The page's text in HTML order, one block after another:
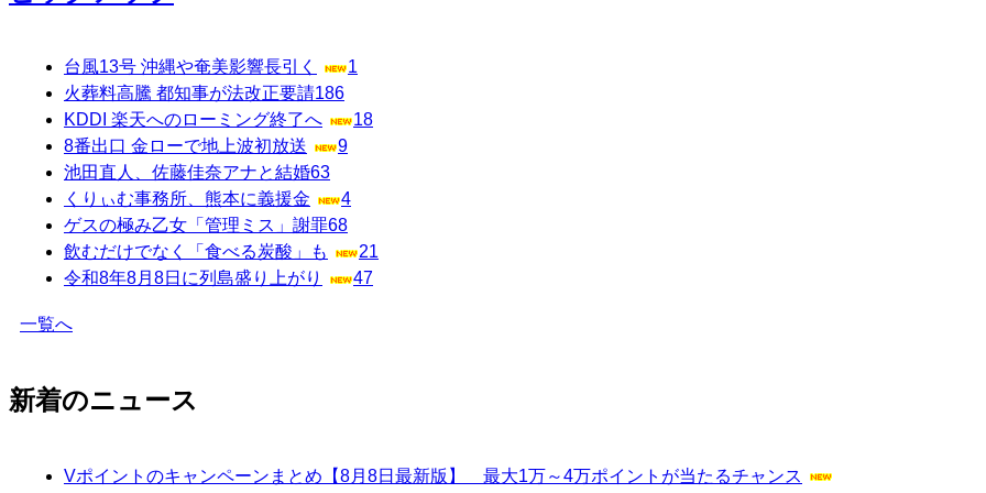
台風13号 沖縄や奄美影響長引く
1
火葬料高騰 都知事が法改正要請186
KDDI 楽天へのローミング終了へ
18
8番出口 金ローで地上波初放送
9
池田直人、佐藤佳奈アナと結婚63
くりぃむ事務所、熊本に義援金
4
ゲスの極み乙女「管理ミス」謝罪68
飲むだけでなく「食べる炭酸」も
21
令和8年8月8日に列島盛り上がり
47
一覧へ
新着のニュース
Vポイントのキャンペーンまとめ【8月8日最新版】 最大1万～4万ポイントが当たるチャンス